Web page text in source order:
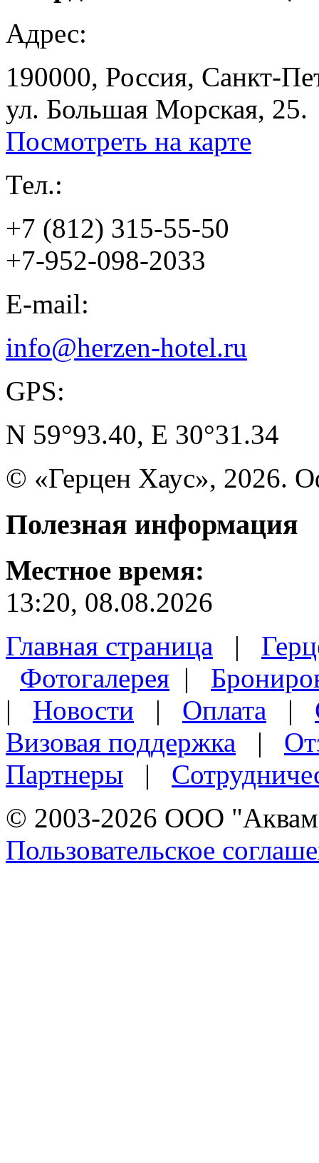
Адрес:
190000, Россия, Санкт-
ул. Большая Морская, 25.
Посмотреть на карте
Тел.:
+7 (812) 315-55-50
+7-952-098-2033
E-mail:
info@herzen-hotel.ru
GPS:
N 59°93.40, E 30°31.34
© «Герцен Хаус», 2026.
Полезная информация
Местное время:
13:20, 08.08.2026
Главная страница |
Фотогалерея |
| Новости | Оплата |
Визовая поддержка |
Партнеры |
© 2003-2026 ООО
Пользовательское